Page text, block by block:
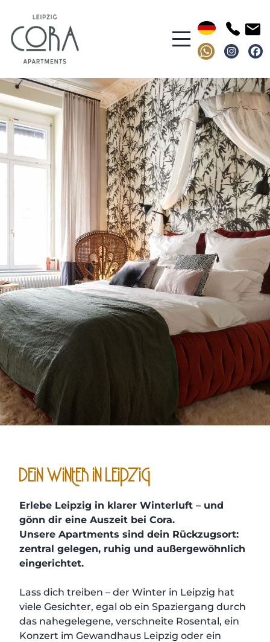
APARTMENTS
Dein Winter in Leipzig
Erlebe Leipzig in klarer Winterluft – und
gönn dir eine Auszeit bei Cora.
Unsere Apartments sind dein Rückzugsort:
zentral gelegen, ruhig und außergewöhnlich
eingerichtet.
Lass dich treiben – der Winter in Leipzig hat
viele Gesichter, egal ob ein Spaziergang durch
das nahegelegene, verschneite Rosental, ein
Konzert im Gewandhaus Leipzig oder ein